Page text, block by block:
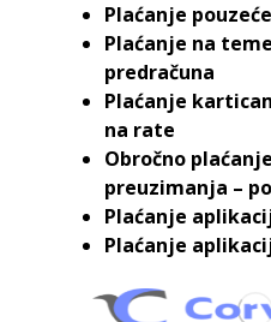
Plaćanje
Plaćanje na
predračuna
Plaćanje
na rate
Obročno
preuzimanja –
Plaćanje
Plaćanje